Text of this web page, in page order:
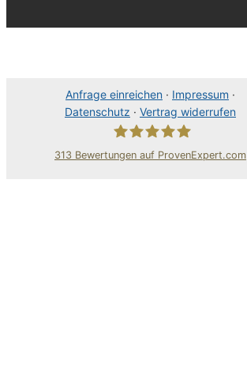
Anfrage einreichen · Impressum ·
Datenschutz · Vertrag widerrufen
313 Bewertungen auf ProvenExpert.com